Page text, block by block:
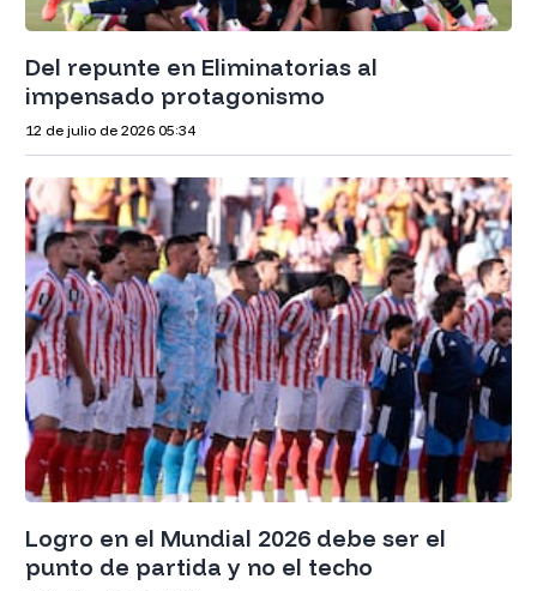
Del repunte en Eliminatorias al
impensado protagonismo
12 de julio de 2026 05:34
Logro en el Mundial 2026 debe ser el
punto de partida y no el techo